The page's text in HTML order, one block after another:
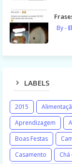
LABELS
2015
Aprendizagem
Boas Festas
Casamento